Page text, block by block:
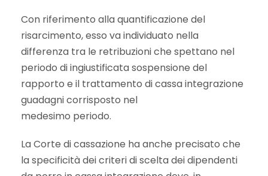
Con riferimento alla quantificazione del
risarcimento, esso va individuato nella
differenza tra le retribuzioni che spettano nel
periodo di ingiustificata sospensione del
rapporto e il trattamento di cassa integrazione
guadagni corrisposto nel
medesimo periodo.
La Corte di cassazione ha anche precisato che
la specificità dei criteri di scelta dei dipendenti